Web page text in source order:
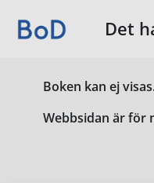
Det
Boken kan ej
Webbsidan är för